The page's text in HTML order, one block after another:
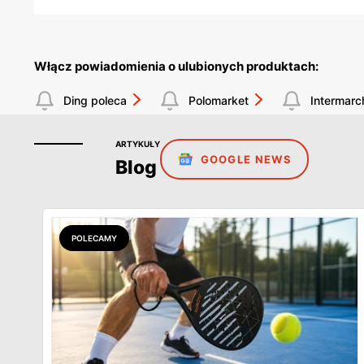
Włącz powiadomienia o ulubionych produktach:
Ding poleca Polomarket
ARTYKUŁY
Blog GOOGLE NEWS
POLECAMY